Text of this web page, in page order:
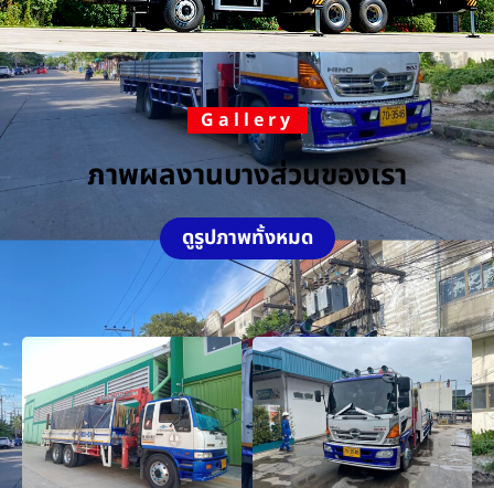
Gallery
ภาพผลงานบางส่วนของเรา
ดูรูปภาพทั้งหมด